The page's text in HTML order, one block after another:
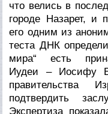
что велись в
городе Назарет, и
его одним из
теста ДНК
мира“ есть
Иудеи – Иосифу
правительства
подтвердить
Экспертиза